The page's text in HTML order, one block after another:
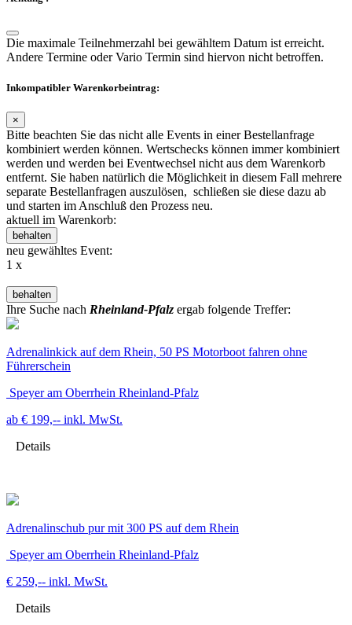
Die maximale Teilnehmerzahl bei gewähltem Datum ist erreicht.
Andere Termine oder Vario Termin sind hiervon nicht betroffen.
Inkompatibler Warenkorbeintrag:
×
Bitte beachten Sie das nicht alle Events in einer Bestellanfrage
kombiniert werden können. Wertschecks können immer kombiniert
werden und werden bei Eventwechsel nicht aus dem Warenkorb
entfernt. Sie haben natürlich die Möglichkeit in diesem Fall mehrere
separate Bestellanfragen auszulösen, schließen sie diese dazu ab
und starten im Anschluß den Prozess neu.
aktuell im Warenkorb:
behalten
neu gewähltes Event:
1 x
behalten
Ihre Suche nach Rheinland-Pfalz ergab folgende Treffer:
Adrenalinkick auf dem Rhein, 50 PS Motorboot fahren ohne
Führerschein
Speyer am Oberrhein Rheinland-Pfalz
ab € 199,-- inkl. MwSt.
Details
Adrenalinschub pur mit 300 PS auf dem Rhein
Speyer am Oberrhein Rheinland-Pfalz
€ 259,-- inkl. MwSt.
Details